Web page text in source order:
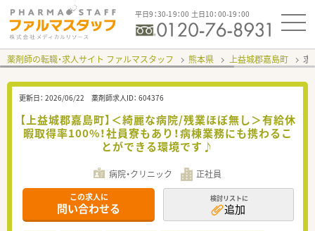
平日9：30-19：00 土日10：00-19：00
薬剤師の転職・求人サイト ファルマスタッフ 熊本県 上益城郡嘉島町 求
更新日： 2026/06/22 薬剤師求人ID： 604376
【上益城郡嘉島町】＜綺麗な病院/残業ほぼ無し＞有給休
暇取得率100%！社員寮もあり！病棟業務にも携わるこ
とができる環境です♪
病院・クリニック 正社員
この求人に
問い合わせる
検討リストに
追加